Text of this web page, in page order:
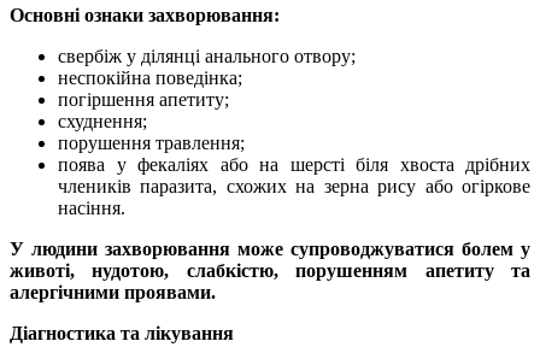
Основні ознаки захворювання:
свербіж у ділянці анального отвору;
неспокійна поведінка;
погіршення апетиту;
схуднення;
порушення травлення;
поява у фекаліях або на шерсті біля хвоста дрібних
члеників паразита, схожих на зерна рису або огіркове
насіння.
У людини захворювання може супроводжуватися болем у
животі, нудотою, слабкістю, порушенням апетиту та
алергічними проявами.
Діагностика та лікування